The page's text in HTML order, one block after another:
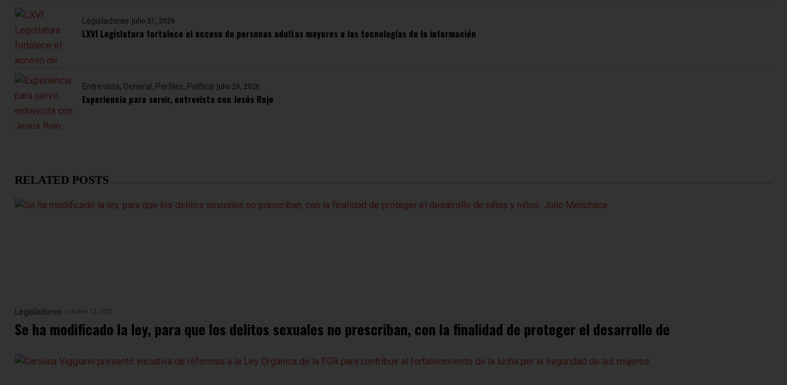
Legisladores julio 31, 2026
LXVI Legislatura fortalece el acceso de personas adultas mayores a las tecnologías de la información
Entrevista General Perfiles Política julio 29, 2026
Experiencia para servir, entrevista con Jesús Rojo
RELATED POSTS
Legisladores octubre 12, 2021
Se ha modificado la ley, para que los delitos sexuales no prescriban, con la finalidad de proteger el desarrollo de